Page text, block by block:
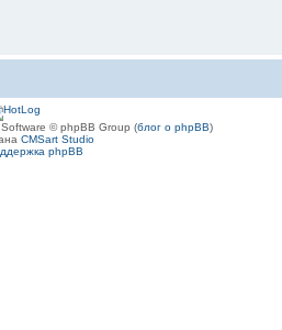
© phpBB Group (блог о phpBB)
CMSart Studio
phpBB